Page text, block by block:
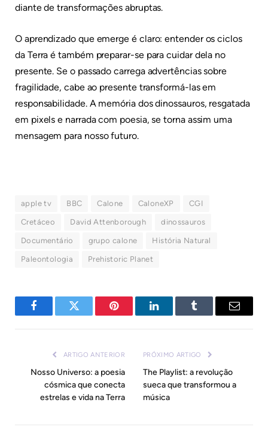
diante de transformações abruptas.
O aprendizado que emerge é claro: entender os ciclos
da Terra é também preparar-se para cuidar dela no
presente. Se o passado carrega advertências sobre
fragilidade, cabe ao presente transformá-las em
responsabilidade. A memória dos dinossauros, resgatada
em pixels e narrada com poesia, se torna assim uma
mensagem para nosso futuro.
apple tv BBC Calone CaloneXP CGI
Cretáceo David Attenborough dinossauros
Documentário grupo calone História Natural
Paleontologia Prehistoric Planet
FacebookTwitter Pinterest LinkedInTumblr
E-
ARTIGO ANTERIOR
Nosso Universo: a poesia
cósmica que conecta
estrelas e vida na Terra
PRÓXIMO ARTIGO
The Playlist: a revolução
sueca que transformou a
música